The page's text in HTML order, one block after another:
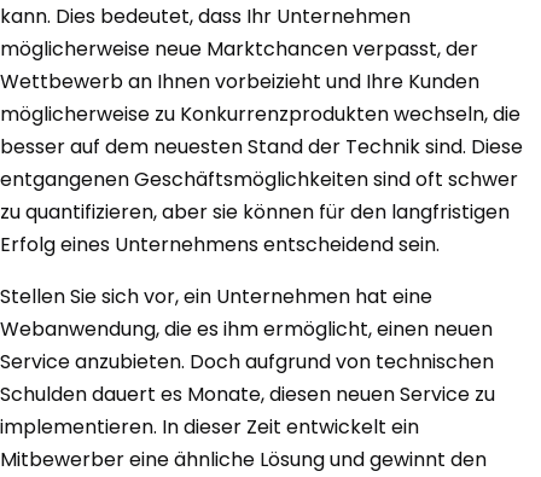
kann. Dies bedeutet, dass Ihr Unternehmen
möglicherweise neue Marktchancen verpasst, der
Wettbewerb an Ihnen vorbeizieht und Ihre Kunden
möglicherweise zu Konkurrenzprodukten wechseln, die
besser auf dem neuesten Stand der Technik sind. Diese
entgangenen Geschäftsmöglichkeiten sind oft schwer
zu quantifizieren, aber sie können für den langfristigen
Erfolg eines Unternehmens entscheidend sein.
Stellen Sie sich vor, ein Unternehmen hat eine
Webanwendung, die es ihm ermöglicht, einen neuen
Service anzubieten. Doch aufgrund von technischen
Schulden dauert es Monate, diesen neuen Service zu
implementieren. In dieser Zeit entwickelt ein
Mitbewerber eine ähnliche Lösung und gewinnt den